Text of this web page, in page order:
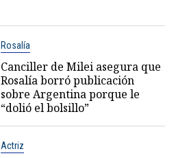
Rosalía
Canciller de Milei asegura que
Rosalía borró publicación
sobre Argentina porque le
“dolió el bolsillo”
Actriz